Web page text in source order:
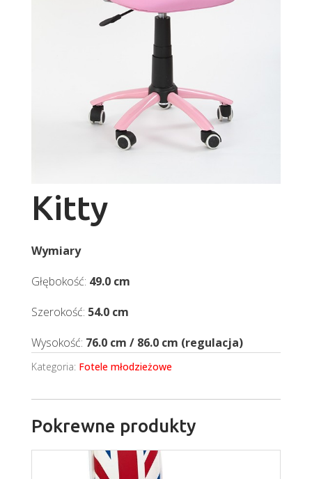
Kitty
Wymiary
Głębokość: 49.0 cm
Szerokość: 54.0 cm
Wysokość: 76.0 cm / 86.0 cm (regulacja)
Kategoria: Fotele młodzieżowe
Pokrewne produkty